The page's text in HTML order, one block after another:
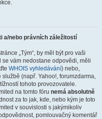
a/nebo právních záležitostí
„Tým“, by měl být pro vaši
vám nedostane odpovědi, měli
WHOIS vyhledávání) nebo,
(např. Yahoo!, forumzdarma,
tohoto provozovatele.
na tomto fóru nemá absolutně
za to jak, kde, nebo kým je toto
v souvislosti s jakýmikoliv
pomlouvačný komentář